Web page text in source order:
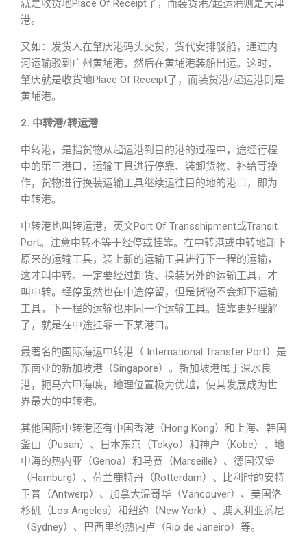
就是收货地Place Of Receipt了，而装货港/起运港则是天津
港。
又如：发货人在肇庆港码头交货，货代安排驳船，通过内
河运输驳到广州黄埔港，然后在黄埔港装船出运。这时，
肇庆就是收货地Place Of Receipt了，而装货港/起运港则是
黄埔港。
2. 中转港/转运港
中转港，是指货物从起运港到目的港的过程中，途经行程
中的第三港口，运输工具进行停靠、装卸货物、补给等操
作，货物进行换装运输工具继续运往目的地的港口，即为
中转港。
中转港也叫转运港，英文Port Of Transshipment或Transit
Port。注意中转不等于经停或挂靠。在中转港或中转地卸下
原来的运输工具，装上新的运输工具进行下一程的运输，
这才叫中转。一定要经过卸货、换装另外的运输工具，才
叫中转。经停虽然也在中途停留，但是货物不会卸下运输
工具，下一程的运输也用同一个运输工具。挂靠更好理解
了，就是在中途挂靠一下某港口。
最著名的国际海运中转港（ International Transfer Port）是
东南亚的新加坡港（Singapore）。新加坡港属于深水良
港，扼马六甲海峡，地理位置极为优越，使其发展成为世
界最大的中转港。
其他国际中转港还有中国香港（Hong Kong）和上海、韩国
釜山（Pusan）、日本东京（Tokyo）和神户（Kobe）、地
中海的热内亚（Genoa）和马赛（Marseille）、德国汉堡
（Hamburg）、荷兰鹿特丹（Rotterdam）、比利时的安特
卫普（Antwerp）、加拿大温哥华（Vancouver）、美国洛
杉矶（Los Angeles）和纽约（New York）、澳大利亚悉尼
（Sydney）、巴西里约热内卢（Rio de Janeiro）等。